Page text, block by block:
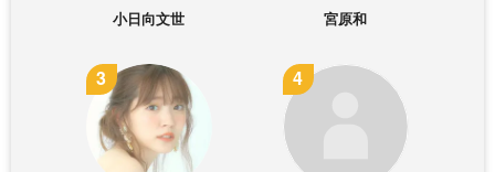
小日向文世 宮原和